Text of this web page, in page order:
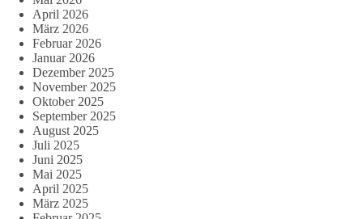
April 2026
März 2026
Februar 2026
Januar 2026
Dezember 2025
November 2025
Oktober 2025
September 2025
August 2025
Juli 2025
Juni 2025
Mai 2025
April 2025
März 2025